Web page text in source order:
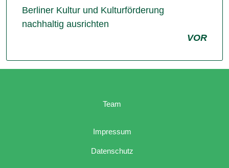
Berliner Kultur und Kulturförderung
nachhaltig ausrichten
VOR
Team
Impressum
Datenschutz